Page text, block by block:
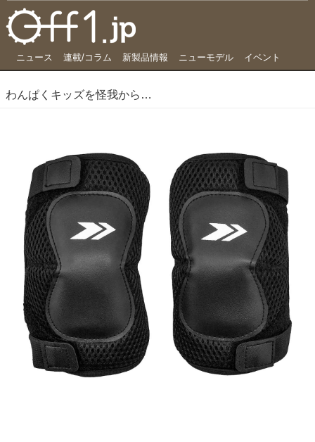
ニュース 連載/コラム 新製品情報 ニューモデル イベント
わんぱくキッズを怪我から守る、動きやすさ抜群の肘膝兼用ガード